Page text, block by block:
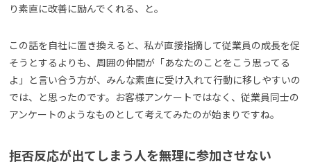
り素直に改善に励んでくれる、と。
この話を自社に置き換えると、私が直接指摘して従業員の成長を促
そうとするよりも、周囲の仲間が「あなたのことをこう思ってる
よ」と言い合う方が、みんな素直に受け入れて行動に移しやすいの
では、と思ったのです。お客様アンケートではなく、従業員同士の
アンケートのようなものとして考えてみたのが始まりですね。
拒否反応が出てしまう人を無理に参加させない